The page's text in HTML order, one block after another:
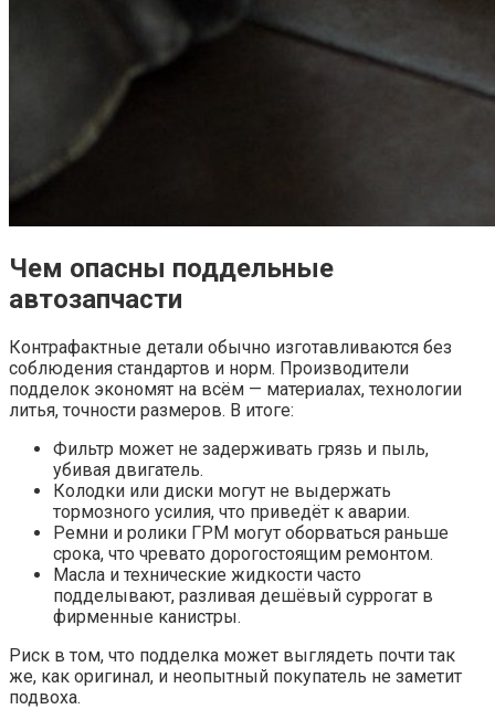
Чем опасны поддельные
автозапчасти
Контрафактные детали обычно изготавливаются без
соблюдения стандартов и норм. Производители
подделок экономят на всём — материалах, технологии
литья, точности размеров. В итоге:
Фильтр может не задерживать грязь и пыль,
убивая двигатель.
Колодки или диски могут не выдержать
тормозного усилия, что приведёт к аварии.
Ремни и ролики ГРМ могут оборваться раньше
срока, что чревато дорогостоящим ремонтом.
Масла и технические жидкости часто
подделывают, разливая дешёвый суррогат в
фирменные канистры.
Риск в том, что подделка может выглядеть почти так
же, как оригинал, и неопытный покупатель не заметит
подвоха.